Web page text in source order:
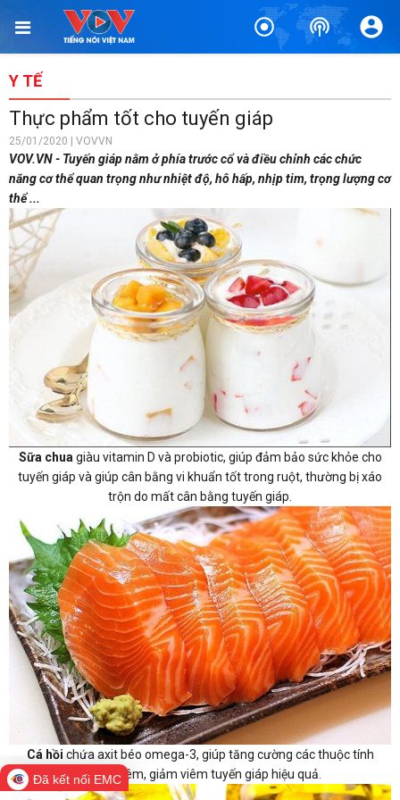
Y TẾ
Thực phẩm tốt cho tuyến giáp
25/01/2020 | VOVVN
VOV.VN - Tuyến giáp nằm ở phía trước cổ và điều chỉnh các chức
năng cơ thể quan trọng như nhiệt độ, hô hấp, nhịp tim, trọng lượng cơ
thể ...
Sữa chua giàu vitamin D và probiotic, giúp đảm bảo sức khỏe cho
tuyến giáp và giúp cân bằng vi khuẩn tốt trong ruột, thường bị xáo
trộn do mất cân bằng tuyến giáp.
Cá hồi chứa axit béo omega-3, giúp tăng cường các thuộc tính
chống viêm, giảm viêm tuyến giáp hiệu quả.
Đã kết nối EMC